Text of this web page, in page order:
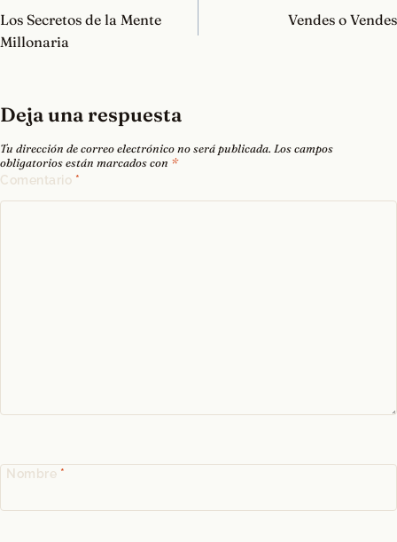
de
entradas
Los Secretos de la Mente
Millonaria
Vendes o Vendes
Deja una respuesta
Tu dirección de correo electrónico no será publicada. Los campos
obligatorios están marcados con *
Comentario *
Nombre *